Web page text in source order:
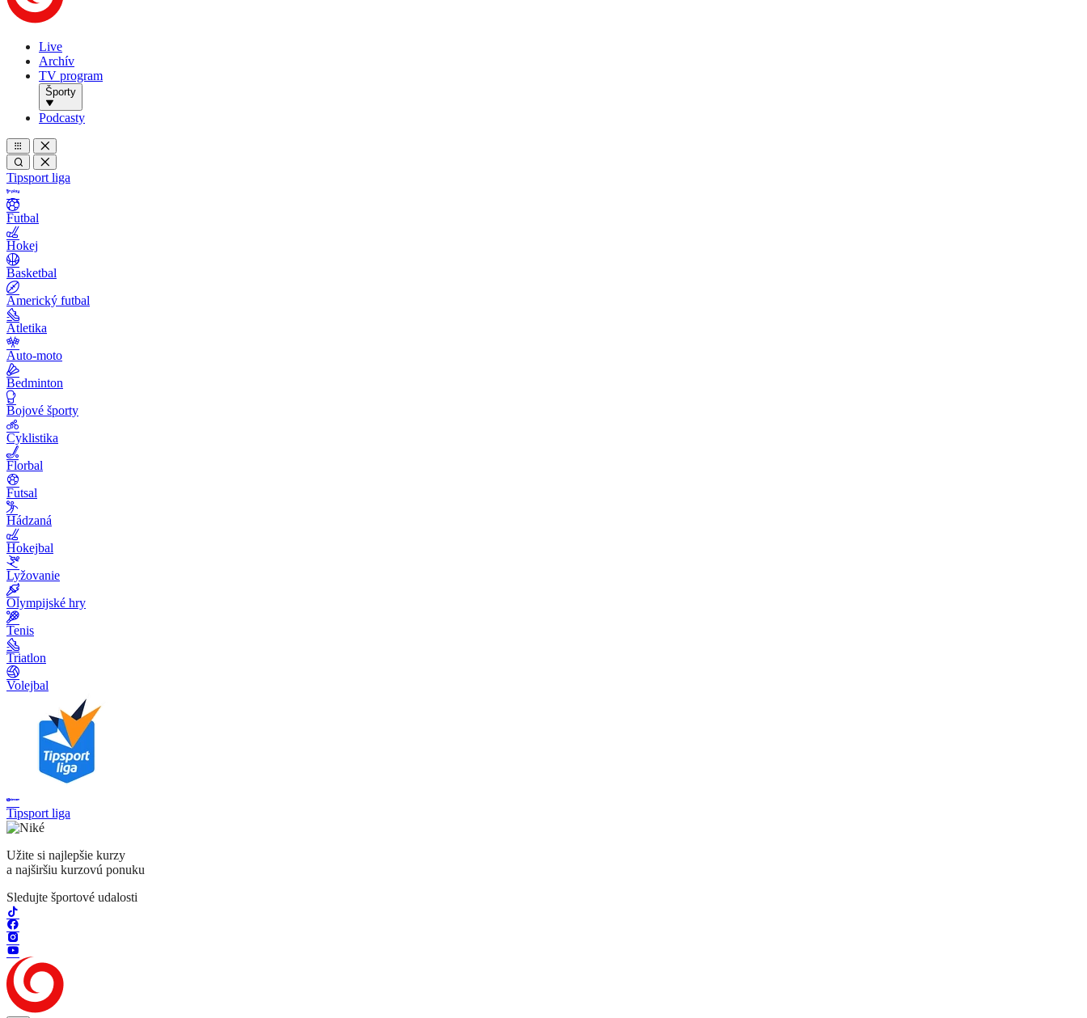
Live
Archív
TV program
Športy
Podcasty
Tipsport liga
Futbal
Hokej
Basketbal
Americký futbal
Atletika
Auto-moto
Bedminton
Bojové športy
Cyklistika
Florbal
Futsal
Hádzaná
Hokejbal
Lyžovanie
Olympijské hry
Tenis
Triatlon
Volejbal
Tipsport liga
Užite si najlepšie kurzy
a najširšiu kurzovú ponuku
Sledujte športové udalosti